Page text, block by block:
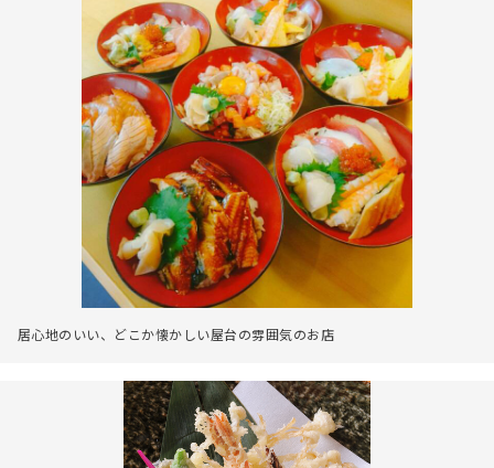
居心地のいい、どこか懐かしい屋台の雰囲気のお店